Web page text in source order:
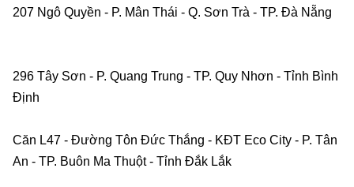
207 Ngô Quyền - P. Mân Thái - Q. Sơn Trà - TP. Đà Nẵng
296 Tây Sơn - P. Quang Trung - TP. Quy Nhơn - Tỉnh Bình
Định
Căn L47 - Đường Tôn Đức Thắng - KĐT Eco City - P. Tân
An - TP. Buôn Ma Thuột - Tỉnh Đắk Lắk